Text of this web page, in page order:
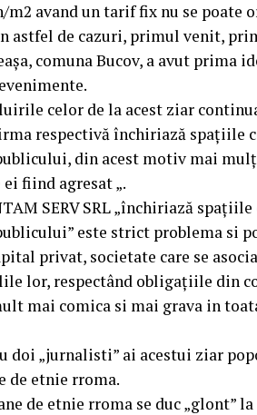
m2 avand un tarif fix nu se
de cazuri, primul venit,
comuna Bucov, a avut prima
celor de la acest ziar
respectivă închiriază spațiile
din acest motiv mai
fiind agresat „.
SERV SRL „închiriază
este strict problema si
privat, societate care se
lor, respectând obligațiile din
mai comica si mai grava in
doi „jurnalisti” ai acestui ziar
de etnie rroma.
de etnie rroma se duc „glont”